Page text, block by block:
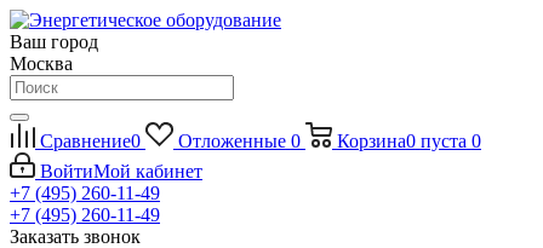
Ваш город
Москва
Сравнение0 Отложенные 0 Корзина0 пуста 0
ВойтиМой кабинет
+7 (495) 260-11-49
+7 (495) 260-11-49
Заказать звонок